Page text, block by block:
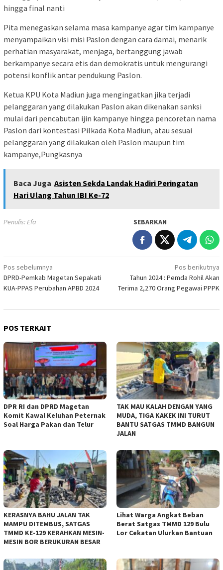
hingga final nanti
Pita menegaskan selama masa kampanye agar tim kampanye
menyampaikan visi misi Paslon dengan cara damai, menarik
perhatian masyarakat, menjaga, bertanggung jawab
berkampanye secara etis dan demokratis untuk mengurangi
potensi konflik antar pendukung Paslon.
Ketua KPU Kota Madiun juga mengingatkan jika terjadi
pelanggaran yang dilakukan Paslon akan dikenakan sanksi
mulai dari pencabutan ijin kampanye hingga pencoretan nama
Paslon dari kontestasi Pilkada Kota Madiun, atau sesuai
pelanggaran yang dilakukan oleh Paslon maupun tim
kampanye,Pungkasnya
Baca Juga Asisten Sekda Landak Hadiri Peringatan
Hari Ulang Tahun IBI Ke-72
Penulis: Efa SEBARKAN
Navigasi
pos
Pos sebelumnya
DPRD-Pemkab Magetan Sepakati
KUA-PPAS Perubahan APBD 2024
Pos berikutnya
Tahun 2024 : Pemda Rohil Akan
Terima 2,270 Orang Pegawai PPPK
POS TERKAIT
DPR RI dan DPRD Magetan
Komit Kawal Keluhan Peternak
Soal Harga Pakan dan Telur
TAK MAU KALAH DENGAN YANG
MUDA, TIGA KAKEK INI TURUT
BANTU SATGAS TMMD BANGUN
JALAN
KERASNYA BAHU JALAN TAK
MAMPU DITEMBUS, SATGAS
TMMD KE-129 KERAHKAN MESIN-
MESIN BOR BERUKURAN BESAR
Lihat Warga Angkat Beban
Berat Satgas TMMD 129 Bulu
Lor Cekatan Ulurkan Bantuan